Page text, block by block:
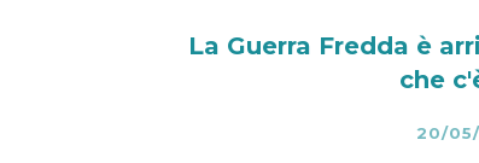
La Guerra Fredda è
che
20/